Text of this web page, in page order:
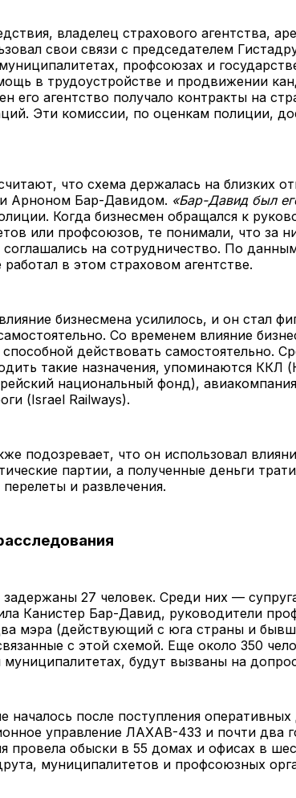
владелец страхового агентства,
свои связи с председателем
профсоюзах и
в трудоустройстве и продвижении
его агентство получало контракты на
Эти комиссии, по оценкам полиции,
что схема держалась на близких
Арноном Бар-Давидом. «Бар-Давид был
Когда бизнесмен обращался к
или профсоюзов, те понимали, что за
соглашались на сотрудничество. По
в этом страховом агентстве.
бизнесмена усилилось, и он стал
Со временем влияние
действовать самостоятельно.
такие назначения, упоминаются ККЛ
национальный фонд),
(Israel Railways).
подозревает, что он использовал
партии, а полученные деньги
и развлечения.
задержаны 27 человек. Среди них —
Канистер Бар-Давид, руководители
мэра (действующий с юга страны и
с этой схемой. Еще около 350
будут вызваны на
началось после поступления
управление ЛАХАВ-433 и почти два
провела обыски в 55 домах и офисах в
муниципалитетов и профсоюзных